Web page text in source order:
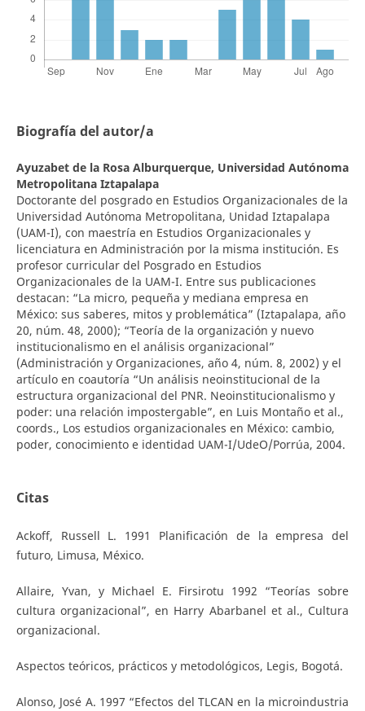
Biografía del autor/a
Ayuzabet de la Rosa Alburquerque, Universidad Autónoma
Metropolitana Iztapalapa
Doctorante del posgrado en Estudios Organizacionales de la
Universidad Autónoma Metropolitana, Unidad Iztapalapa
(UAM-I), con maestría en Estudios Organizacionales y
licenciatura en Administración por la misma institución. Es
profesor curricular del Posgrado en Estudios
Organizacionales de la UAM-I. Entre sus publicaciones
destacan: “La micro, pequeña y mediana empresa en
México: sus saberes, mitos y problemática” (Iztapalapa, año
20, núm. 48, 2000); “Teoría de la organización y nuevo
institucionalismo en el análisis organizacional”
(Administración y Organizaciones, año 4, núm. 8, 2002) y el
artículo en coautoría “Un análisis neoinstitucional de la
estructura organizacional del PNR. Neoinstitucionalismo y
poder: una relación impostergable”, en Luis Montaño et al.,
coords., Los estudios organizacionales en México: cambio,
poder, conocimiento e identidad UAM-I/UdeO/Porrúa, 2004.
Citas
Ackoff, Russell L. 1991 Planificación de la empresa del
futuro, Limusa, México.
Allaire, Yvan, y Michael E. Firsirotu 1992 “Teorías sobre
cultura organizacional”, en Harry Abarbanel et al., Cultura
organizacional.
Aspectos teóricos, prácticos y metodológicos, Legis, Bogotá.
Alonso, José A. 1997 “Efectos del TLCAN en la microindustria